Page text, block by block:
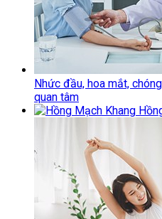
Nhức đầu, hoa mắt,
quan tâm